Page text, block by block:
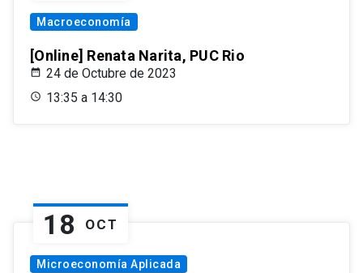
Macroeconomía
[Online] Renata Narita, PUC Rio
24 de Octubre de 2023
13:35 a 14:30
18 OCT
Microeconomía Aplicada